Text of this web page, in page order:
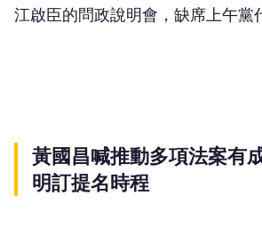
江啟臣的問政說明會，缺席上午黨
黃國昌喊推動多項法案
明訂提名時程